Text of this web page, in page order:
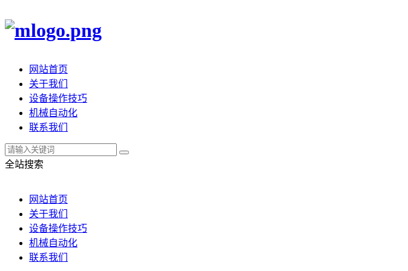
网站首页
关于我们
设备操作技巧
机械自动化
联系我们
全站搜索
网站首页
关于我们
设备操作技巧
机械自动化
联系我们